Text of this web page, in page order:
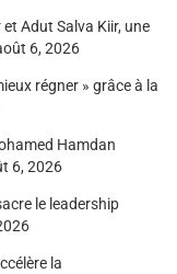
Adut Salva Kiir, une
6, 2026
régner » grâce à la
Hamdan
6, 2026
le leadership
la